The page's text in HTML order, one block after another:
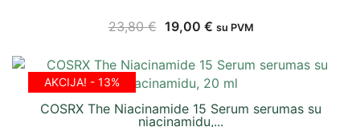
23,80€ 19,00 € su PVM
AKCIJA! - 13%
COSRX The Niacinamide 15 Serum serumas su
niacinamidu,...